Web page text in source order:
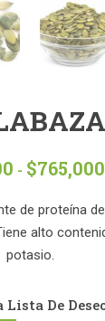
- $
de proteína
alto
potasio.
De